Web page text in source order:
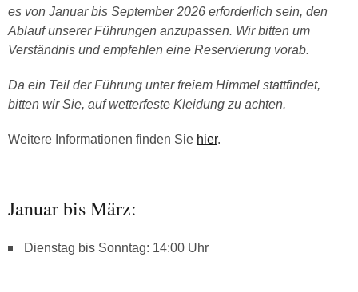
es von Januar bis September 2026 erforderlich sein, den
Ablauf unserer Führungen anzupassen. Wir bitten um
Verständnis und empfehlen eine Reservierung vorab.
Da ein Teil der Führung unter freiem Himmel stattfindet,
bitten wir Sie, auf wetterfeste Kleidung zu achten.
Weitere Informationen finden Sie hier.
Januar bis März:
Dienstag bis Sonntag: 14:00 Uhr